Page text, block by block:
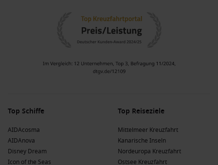
Top Schiffe
AIDAcosma
AIDAnova
Disney Dream
Icon of the Seas
Top Reiseziele
Mittelmeer Kreuzfahrt
Kanarische Inseln
Nordeuropa Kreuzfahrt
Ostsee Kreuzfahrt